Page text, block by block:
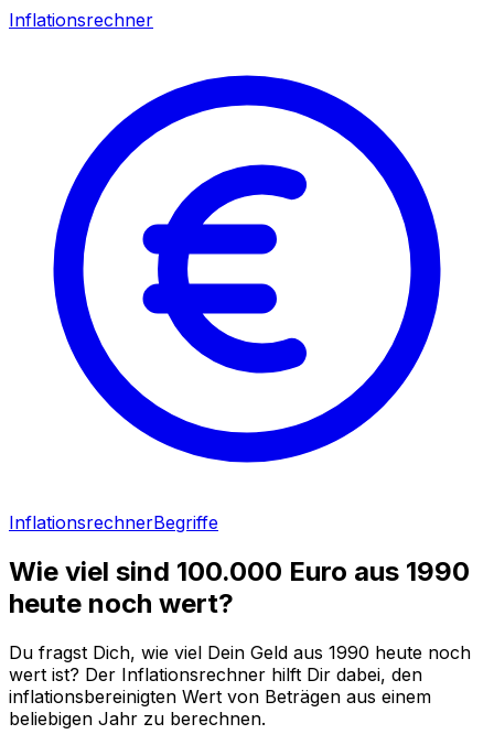
Inflationsrechner
InflationsrechnerBegriffe
Wie viel sind 100.000 Euro aus 1990
heute noch wert?
Du fragst Dich, wie viel Dein Geld aus 1990 heute noch
wert ist? Der Inflationsrechner hilft Dir dabei, den
inflationsbereinigten Wert von Beträgen aus einem
beliebigen Jahr zu berechnen.